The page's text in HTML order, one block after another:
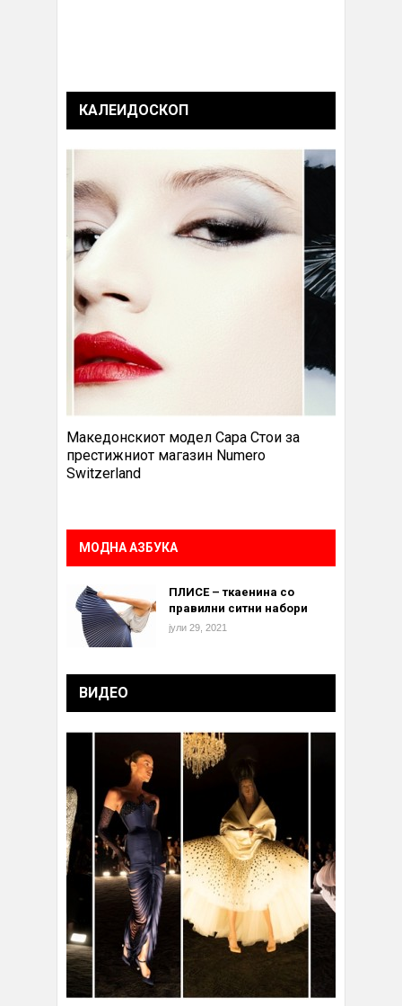
КАЛЕИДОСКОП
Македонскиот модел Сара Стои за
престижниот магазин Numero
Switzerland
МОДНА АЗБУКА
ПЛИСЕ – ткаенина со
правилни ситни набори
јули 29, 2021
ВИДЕО